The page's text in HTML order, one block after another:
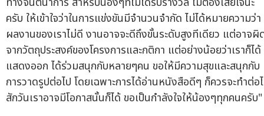
ครับ ให้เข้าใจว่าในการแข่งขันมีจำนวนจำกัด ไม่ได้หมายความว่า
ผลงานของเราไม่ดี งานอาจจะดีถึงขั้นระดับสูงทีเดียว แต่อาจผิ
จากวัตถุประสงค์ของโครงการและกติกา แต่อย่างน้อยว่าเราก็ได้
แสดงออก ได้ร่วมสนุกกับหลายๆคน ขอให้มีความสุขและสนุกกับ
การวาดรูปต่อไป โดยเฉพาะการได้อ่านหนังสือดีๆ ก็ควรจะทำต่อ
สักวันเราอาจมีโอกาสนั้นก็ได้ ขอเป็นกำลังใจให้น้องๆทุกคนครับ"